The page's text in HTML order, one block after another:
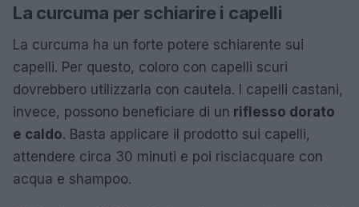
La curcuma per schiarire i capelli
La curcuma ha un forte potere schiarente sui
capelli. Per questo, coloro con capelli scuri
dovrebbero utilizzarla con cautela. I capelli castani,
invece, possono beneficiare di un riflesso dorato
e caldo. Basta applicare il prodotto sui capelli,
attendere circa 30 minuti e poi risciacquare con
acqua e shampoo.